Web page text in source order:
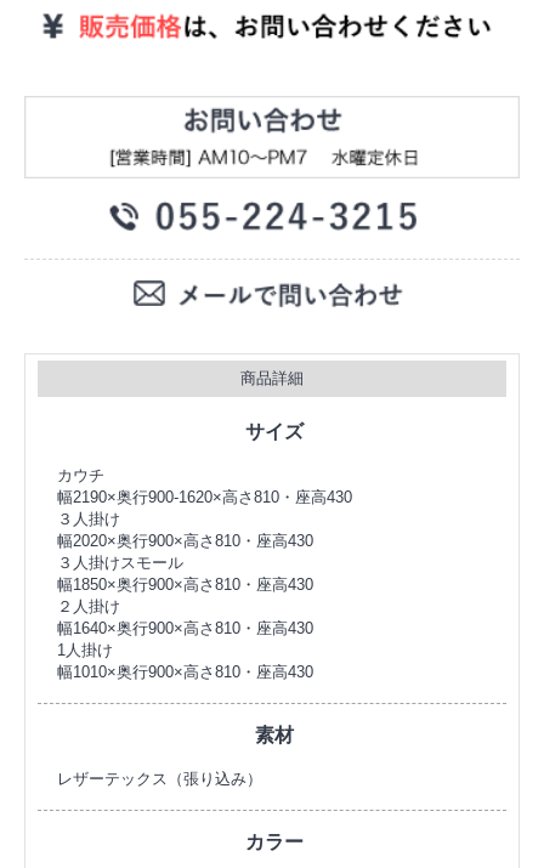
商品詳細
サイズ
カウチ
幅2190×奥行900-1620×高さ810・座高430
３人掛け
幅2020×奥行900×高さ810・座高430
３人掛けスモール
幅1850×奥行900×高さ810・座高430
２人掛け
幅1640×奥行900×高さ810・座高430
1人掛け
幅1010×奥行900×高さ810・座高430
素材
レザーテックス（張り込み）
カラー